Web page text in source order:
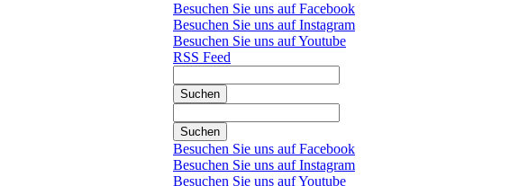
Besuchen Sie uns auf Facebook
Besuchen Sie uns auf Instagram
Besuchen Sie uns auf Youtube
RSS Feed
Suchen
Suchen
Besuchen Sie uns auf Facebook
Besuchen Sie uns auf Instagram
Besuchen Sie uns auf Youtube